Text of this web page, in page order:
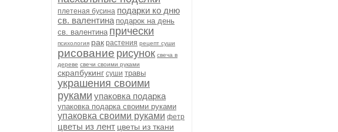
плетеная бусина подарки ко дню
св. валентина подарок на день
св. валентина прически
психология рак растения рецепт суши
рисование рисунок свеча в
дереве свечи своими руками
скрапбукинг суши травы
украшения своими
руками упаковка подарка
упаковка подарка своими руками
упаковка своими руками фетр
цветы из лент цветы из ткани